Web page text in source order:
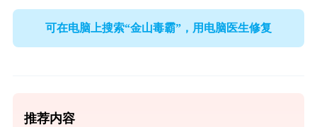
可在电脑上搜索“金山毒霸”，用电脑医生修复
推荐内容